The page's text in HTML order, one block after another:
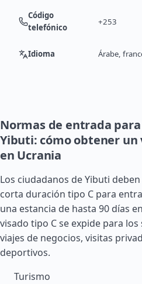
Código
telefónico
+253
Idioma Árabe,
Normas de entrada
Yibuti: cómo obtener
en Ucrania
Los ciudadanos de Yibuti
corta duración tipo C para
una estancia de hasta 90 días
visado tipo C se expide para
viajes de negocios, visitas
deportivos.
Turismo